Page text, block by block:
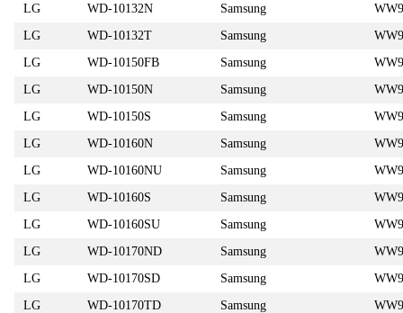
LG
WD-10132N Samsung
LG
WD-10132T Samsung
LG
WD-10150FB Samsung
LG
WD-10150N Samsung
LG
WD-10150S Samsung
LG
WD-10160N Samsung
LG
WD-10160NU Samsung
LG
WD-10160S Samsung
LG
WD-10160SU Samsung
LG
WD-10170ND Samsung
LG
WD-10170SD Samsung
LG
WD-10170TD Samsung